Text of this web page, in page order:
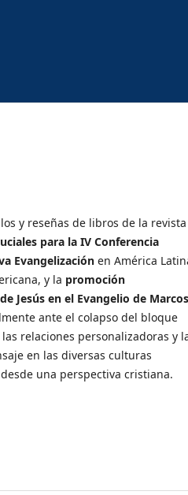
y reseñas de libros de la revista
para la IV Conferencia
Evangelización en América
y la promoción
Jesús en el Evangelio de Marcos
ante el colapso del bloque
relaciones personalizadoras y
en las diversas culturas
una perspectiva cristiana.